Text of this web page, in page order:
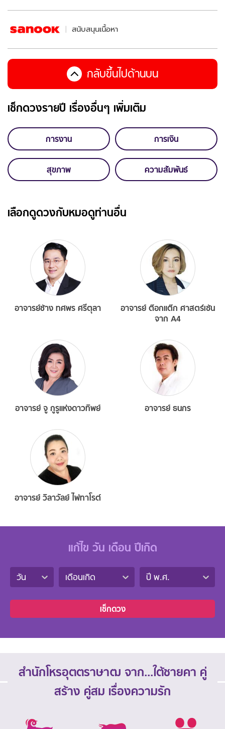
สนับสนุนเนื้อหา
กลับขึ้นไปด้านบน
เช็กดวงรายปี เรื่องอื่นๆ เพิ่มเติม
การงาน การเงิน
สุขภาพ ความสัมพันธ์
เลือกดูดวงกับหมอดูท่านอื่น
อาจารย์ช้าง ทศพร ศรีตุลา
อาจารย์ ต๊อกแต๊ก ศาสตร์เซ้น
จาก A4
อาจารย์ จู กูรูแห่งดาวทิพย์ อาจารย์ ธนกร
อาจารย์ วิลาวัลย์ ไพ่ทาโรต์
แก้ไข วัน เดือน ปีเกิด
วัน เดือนเกิด ปี พ.ศ.
เช็กดวง
สำนักโหรอุตตราษาฒ จาก...ใต้ชายคา คู่
สร้าง คู่สม เรื่องความรัก